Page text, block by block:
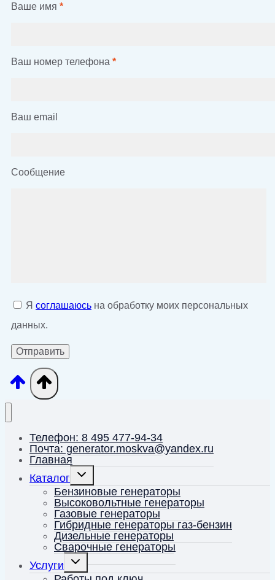
Ваше имя *
Ваш номер телефона *
Ваш email
Сообщение
Я соглашаюсь на обработку моих персональных
данных.
Телефон: 8 495 477-94-34
Почта: generator.moskva@yandex.ru
Главная
Каталог
Переключить
меню
Бензиновые генераторы
Высоковольтные генераторы
Газовые генераторы
Гибридные генераторы газ-бензин
Дизельные генераторы
Сварочные генераторы
Услуги
Переключить
дочернее
меню